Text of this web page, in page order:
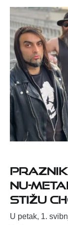
nu-
stižu
U petak, 1.